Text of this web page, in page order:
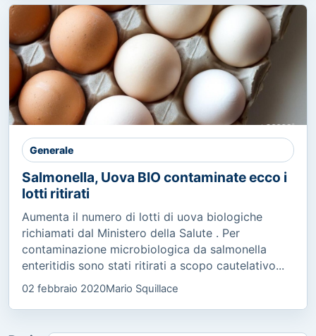
Generale
Salmonella, Uova BIO contaminate ecco i
lotti ritirati
Aumenta il numero di lotti di uova biologiche
richiamati dal Ministero della Salute . Per
contaminazione microbiologica da salmonella
enteritidis sono stati ritirati a scopo cautelativo...
02 febbraio 2020Mario Squillace